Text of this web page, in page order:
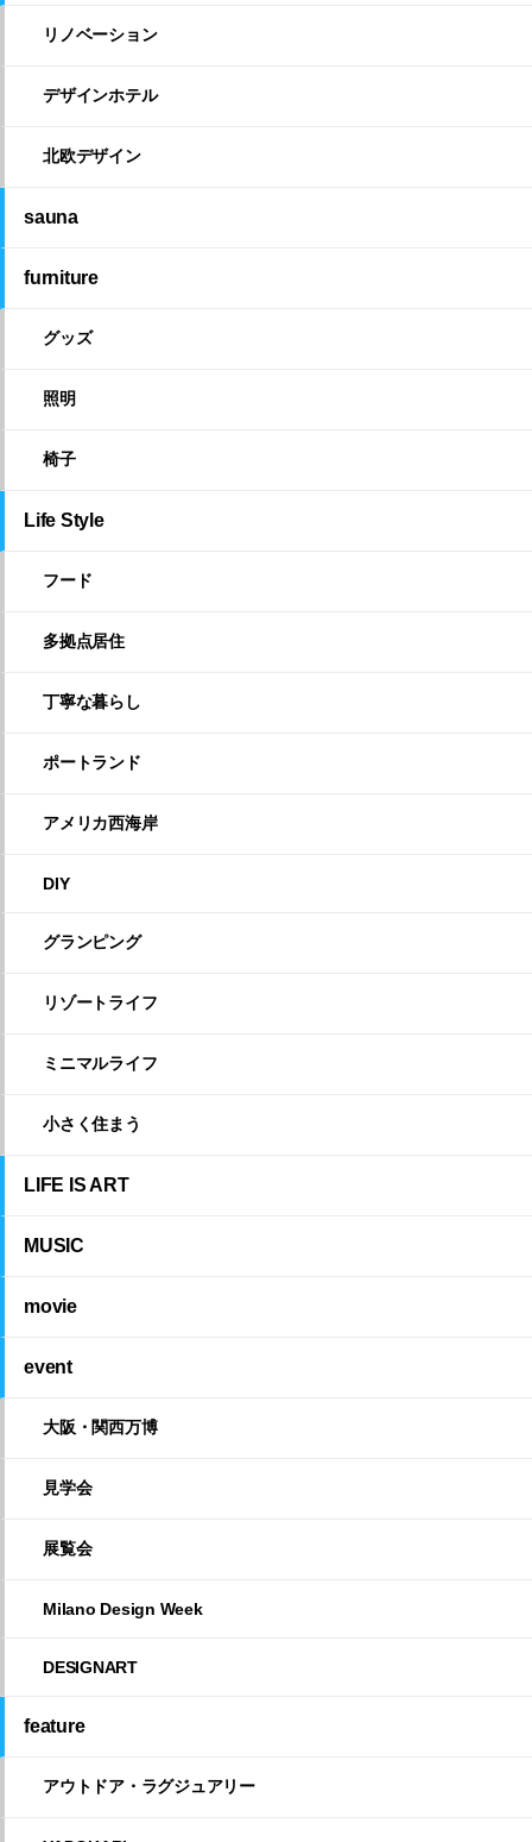
リノベーション
デザインホテル
北欧デザイン
sauna
furniture
グッズ
照明
椅子
Life Style
フード
多拠点居住
丁寧な暮らし
ポートランド
アメリカ西海岸
DIY
グランピング
リゾートライフ
ミニマルライフ
小さく住まう
LIFE IS ART
MUSIC
movie
event
大阪・関西万博
見学会
展覧会
Milano Design Week
DESIGNART
feature
アウトドア・ラグジュアリー